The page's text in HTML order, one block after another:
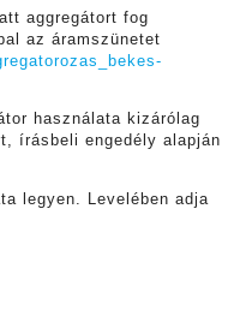
aggregátort fog
az áramszünetet
használata kizárólag
írásbeli engedély alapján
legyen. Levelében adja